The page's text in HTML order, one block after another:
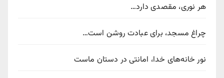
هر نوری، مقصدی دارد…
چراغ مسجد، برای عبادت روشن است…
نور خانه‌های خدا، امانتی در دستان ماست